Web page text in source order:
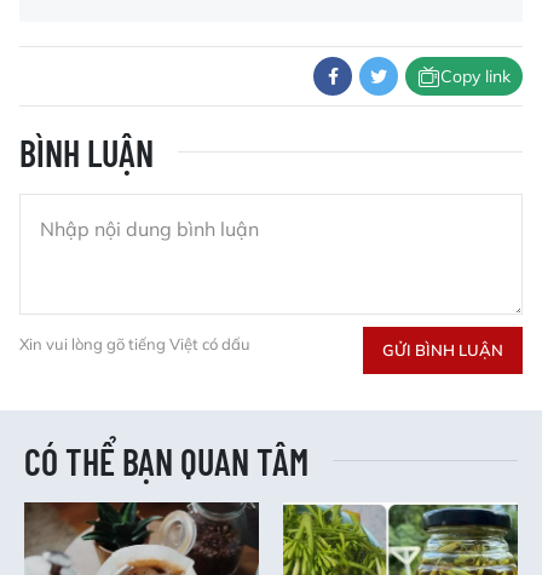
Copy link
BÌNH LUẬN
Xin vui lòng gõ tiếng Việt có dấu GỬI BÌNH LUẬN
CÓ THỂ BẠN QUAN TÂM